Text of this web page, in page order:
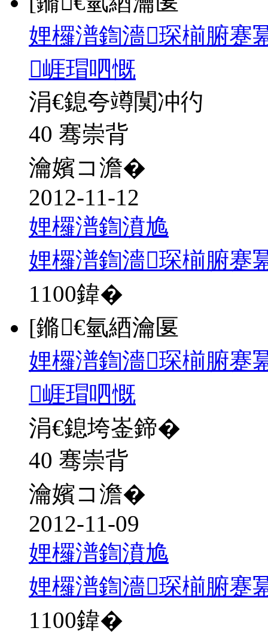
娌欏潽鍧濇琛椾腑蹇
崕瑁呬慨
涓€鎴夸竴闃冲彴
40 骞崇背
瀹嬪コ澹�
2012-11-12
娌欏潽鍧濆尯
娌欏潽鍧濇琛椾腑蹇
1100鍏�
[鏅€氫綇瀹匽
娌欏潽鍧濇琛椾腑蹇
崕瑁呬慨
涓€鎴垮崟鍗�
40 骞崇背
瀹嬪コ澹�
2012-11-09
娌欏潽鍧濆尯
娌欏潽鍧濇琛椾腑蹇
1100鍏�